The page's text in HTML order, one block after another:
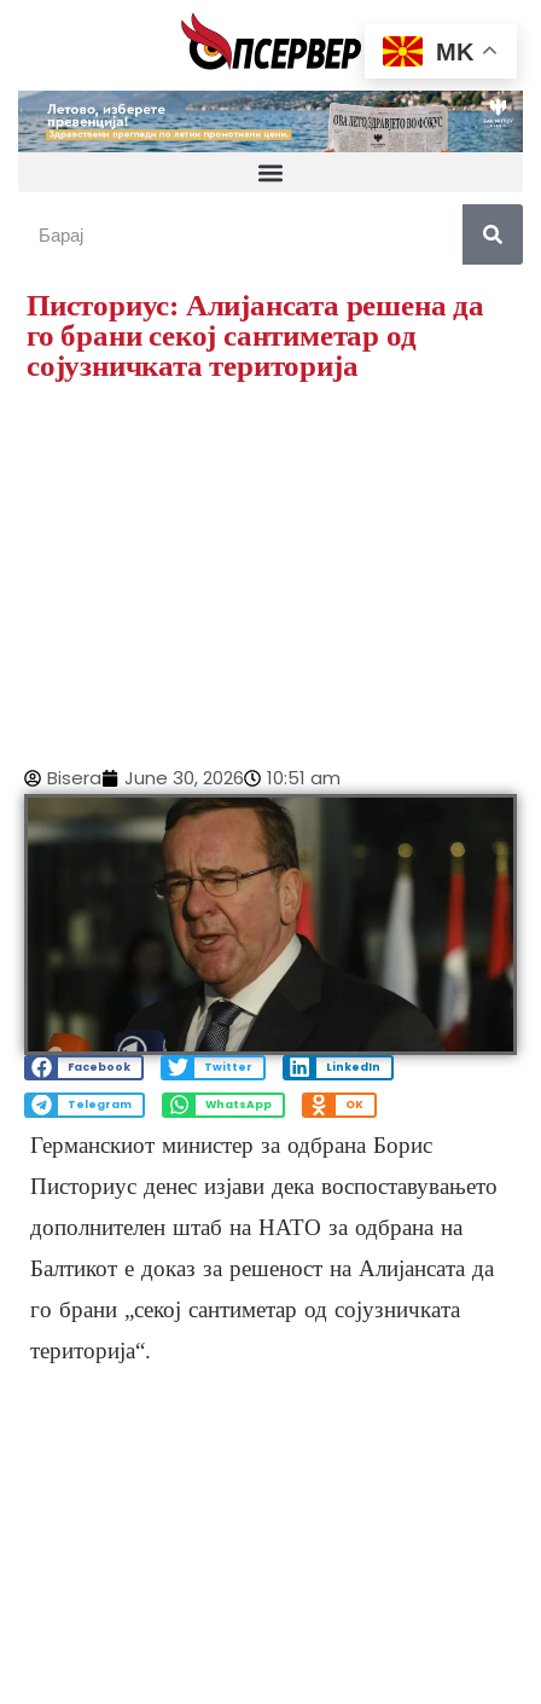
Писториус: Алијансата решена да
го брани секој сантиметар од
сојузничката територија
Bisera June 30, 2026 10:51 am
Facebook Twitter LinkedIn
Telegram WhatsApp OK
Германскиот министер за одбрана Борис
Писториус денес изјави дека воспоставувањето
дополнителен штаб на НАТО за одбрана на
Балтикот е доказ за решеност на Алијансата да
го брани „секој сантиметар од сојузничката
територија“.
MK